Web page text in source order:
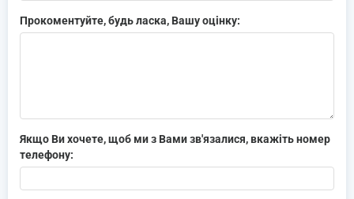
Прокоментуйте, будь ласка, Вашу оцінку:
Якщо Ви хочете, щоб ми з Вами зв'язалися, вкажіть номер
телефону: